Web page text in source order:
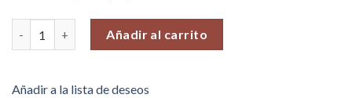
Añadir al carrito
Añadir a la lista de deseos